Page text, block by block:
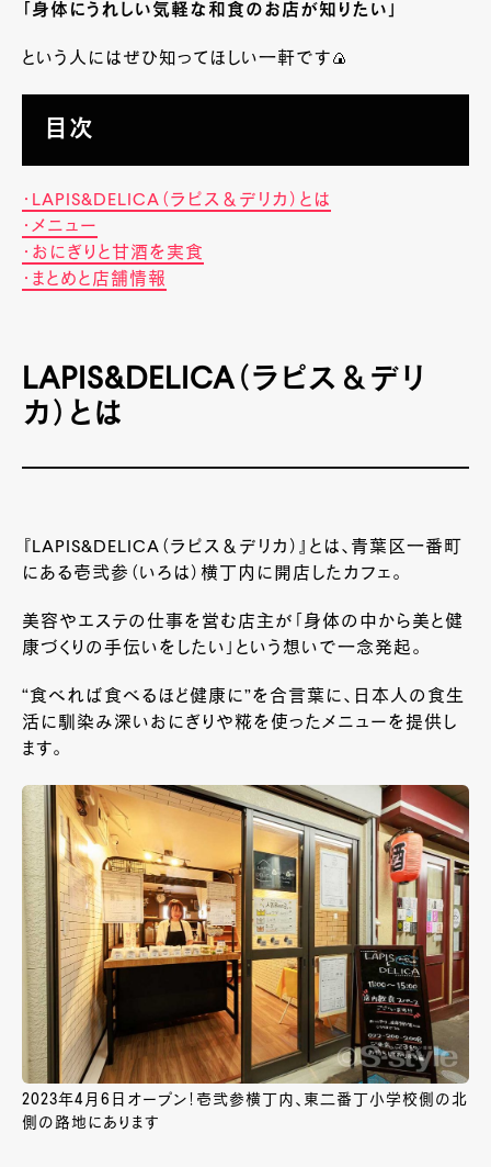
「身体にうれしい気軽な和食のお店が知りたい」
という人にはぜひ知ってほしい一軒です🍙
目次
・LAPIS&DELICA（ラピス＆デリカ）とは
・メニュー
・おにぎりと甘酒を実食
・まとめと店舗情報
LAPIS&DELICA（ラピス＆デリ
カ）とは
『LAPIS&DELICA（ラピス＆デリカ）』とは、青葉区一番町
にある壱弐参（いろは）横丁内に開店したカフェ。
美容やエステの仕事を営む店主が「身体の中から美と健
康づくりの手伝いをしたい」という想いで一念発起。
“食べれば食べるほど健康に”を合言葉に、日本人の食生
活に馴染み深いおにぎりや糀を使ったメニューを提供し
ます。
2023年4月6日オープン！壱弐参横丁内、東二番丁小学校側の北
側の路地にあります